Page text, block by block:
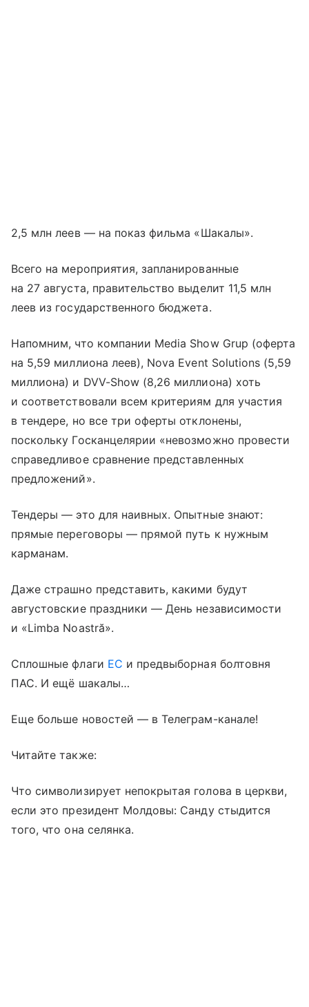
2,5 млн леев — на показ фильма «Шакалы».
Всего на мероприятия, запланированные
на 27 августа, правительство выделит 11,5 млн
леев из государственного бюджета.
Напомним, что компании Media Show Grup (оферта
на 5,59 миллиона леев), Nova Event Solutions (5,59
миллиона) и DVV-Show (8,26 миллиона) хоть
и соответствовали всем критериям для участия
в тендере, но все три оферты отклонены,
поскольку Госканцелярии «невозможно провести
справедливое сравнение представленных
предложений».
Тендеры — это для наивных. Опытные знают:
прямые переговоры — прямой путь к нужным
карманам.
Даже страшно представить, какими будут
августовские праздники — День независимости
и «Limba Noastră».
Сплошные флаги ЕС и предвыборная болтовня
ПАС. И ещё шакалы…
Еще больше новостей — в Телеграм-канале!
Читайте также:
Что символизирует непокрытая голова в церкви,
если это президент Молдовы: Санду стыдится
того, что она селянка.